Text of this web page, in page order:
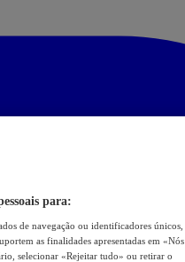
para:
de navegação ou identificadores únicos,
as finalidades apresentadas em «Nós
selecionar «Rejeitar tudo» ou retirar o